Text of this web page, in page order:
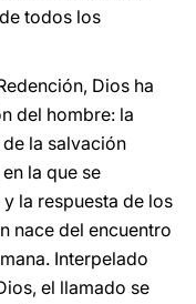
todos los
Dios ha
del hombre: la
la salvación
la que se
la respuesta de los
nace del encuentro
Interpelado
el llamado se